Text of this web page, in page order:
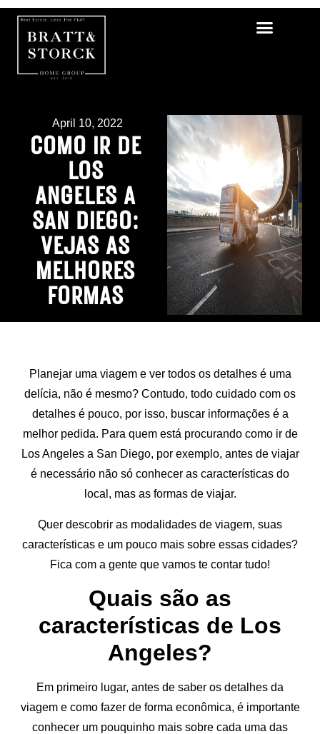
April 10, 2022
COMO IR DE
LOS
ANGELES A
SAN DIEGO:
VEJAS AS
MELHORES
FORMAS
Planejar uma viagem e ver todos os detalhes é uma
delícia, não é mesmo? Contudo, todo cuidado com os
detalhes é pouco, por isso, buscar informações é a
melhor pedida. Para quem está procurando como ir de
Los Angeles a San Diego, por exemplo, antes de viajar
é necessário não só conhecer as características do
local, mas as formas de viajar.
Quer descobrir as modalidades de viagem, suas
características e um pouco mais sobre essas cidades?
Fica com a gente que vamos te contar tudo!
Quais são as
características de Los
Angeles?
Em primeiro lugar, antes de saber os detalhes da
viagem e como fazer de forma econômica, é importante
conhecer um pouquinho mais sobre cada uma das